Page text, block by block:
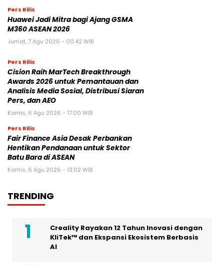
Pers Rilis
Huawei Jadi Mitra bagi Ajang GSMA
M360 ASEAN 2026
Jumat, 7 Agu 2026 - 00:42 WIB
Pers Rilis
Cision Raih MarTech Breakthrough
Awards 2026 untuk Pemantauan dan
Analisis Media Sosial, Distribusi Siaran
Pers, dan AEO
Kamis, 6 Agu 2026 - 17:00 WIB
Pers Rilis
Fair Finance Asia Desak Perbankan
Hentikan Pendanaan untuk Sektor
Batu Bara di ASEAN
Kamis, 6 Agu 2026 - 13:02 WIB
TRENDING
Creality Rayakan 12 Tahun Inovasi dengan
KliTek™ dan Ekspansi Ekosistem Berbasis
AI